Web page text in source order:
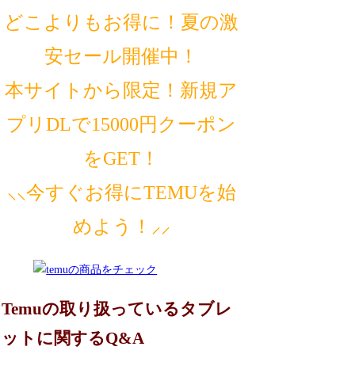
どこよりもお得に！夏の激
安セール開催中！
本サイトから限定！新規ア
プリDLで15000円クーポン
をGET！
⸜⸜今すぐお得にTEMUを始
めよう！⸝⸝
Temuの取り扱っているタブレ
ットに関するQ&A